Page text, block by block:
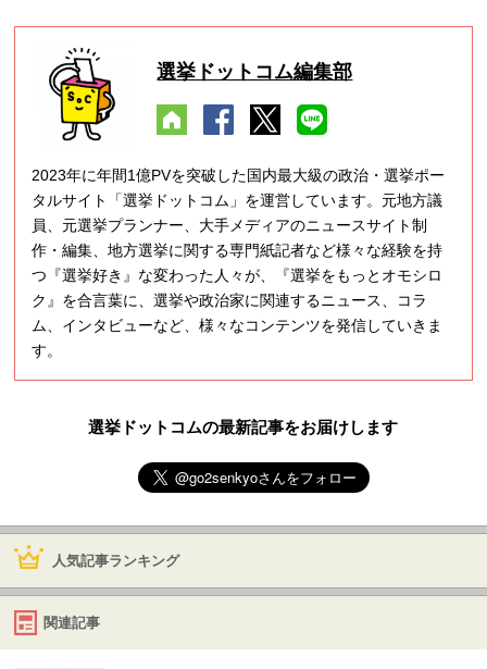
選挙ドットコム編集部
2023年に年間1億PVを突破した国内最大級の政治・選挙ポー
タルサイト「選挙ドットコム」を運営しています。元地方議
員、元選挙プランナー、大手メディアのニュースサイト制
作・編集、地方選挙に関する専門紙記者など様々な経験を持
つ『選挙好き』な変わった人々が、『選挙をもっとオモシロ
ク』を合言葉に、選挙や政治家に関連するニュース、コラ
ム、インタビューなど、様々なコンテンツを発信していきま
す。
選挙ドットコムの最新記事をお届けします
人気記事ランキング
関連記事